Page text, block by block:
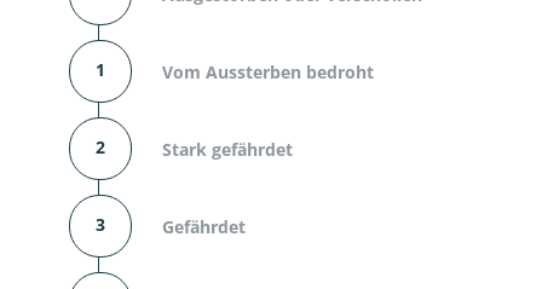
1 Vom Aussterben bedroht
2 Stark gefährdet
3 Gefährdet